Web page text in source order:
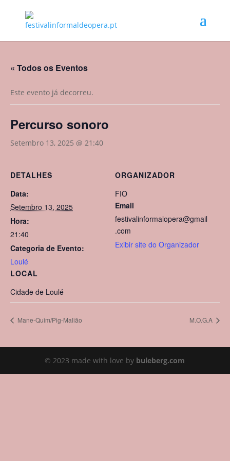
« Todos os Eventos
Este evento já decorreu.
Percurso sonoro
Setembro 13, 2025 @ 21:40
DETALHES
Data:
Setembro 13, 2025
Hora:
21:40
Categoria de Evento:
Loulé
LOCAL
Cidade de Loulé
ORGANIZADOR
FIO
Email
festivalinformalopera@gmail
.com
Exibir site do Organizador
Mane-Quim/Pig-Malião M.O.G.A
© 2023 made with love by buleberg.com